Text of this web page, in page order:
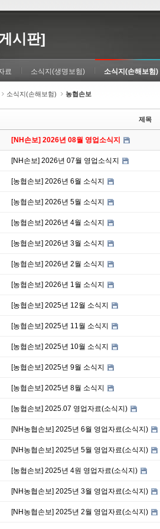
시판]
료 소식지(생명보험) 소식지(손해보험)
소식지(손해보험) 농협손보
제목
[NH손보] 2026년 08월 영업소식지
[NH손보] 2026년 07월 영업소식지
[농협손보] 2026년 6월 소식지
[농협손보] 2026년 5월 소식지
[농협손보] 2026년 4월 소식지
[농협손보] 2026년 3월 소식지
[농협손보] 2026년 2월 소식지
[농협손보] 2026년 1월 소식지
[농협손보] 2025년 12월 소식지
[농협손보] 2025년 11월 소식지
[농협손보] 2025년 10월 소식지
[농협손보] 2025년 9월 소식지
[농협손보] 2025년 8월 소식지
[농협손보] 2025.07 영업자료(소식지)
[NH농협손보] 2025년 6월 영업자료(소식지)
[NH농협손보] 2025년 5월 영업자료(소식지)
[농협손보] 2025년 4원 영업자료(소식지)
[NH농협손보] 2025년 3월 영업자료(소식지)
[NH농협손보] 2025년 2월 영업자료(소식지)